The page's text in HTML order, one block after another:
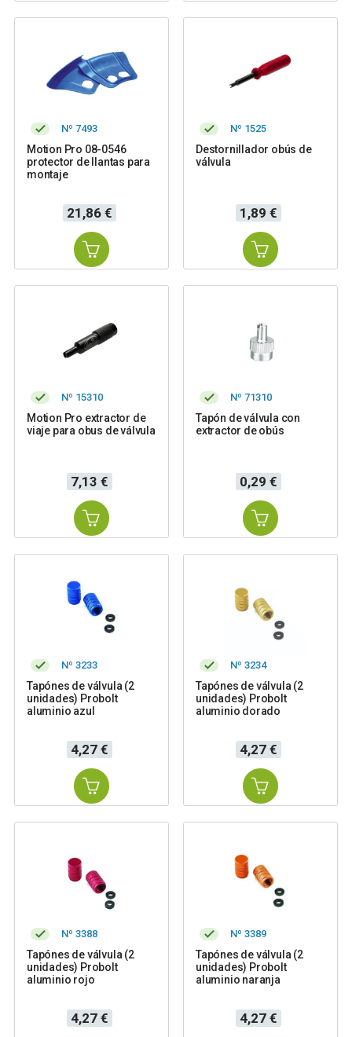
Nº 7493
Motion Pro 08-0546
protector de llantas para
montaje
Precio
21,86 €
Nº 1525
Destornillador obús de
válvula
Precio
1,89 €
Nº 15310
Motion Pro extractor de
viaje para obus de válvula
Precio
7,13 €
Nº 71310
Tapón de válvula con
extractor de obús
Precio
0,29 €
Nº 3233
Tapónes de válvula (2
unidades) Probolt
aluminio azul
Precio
4,27 €
Nº 3234
Tapónes de válvula (2
unidades) Probolt
aluminio dorado
Precio
4,27 €
Nº 3388
Tapónes de válvula (2
unidades) Probolt
aluminio rojo
Precio
4,27 €
Nº 3389
Tapónes de válvula (2
unidades) Probolt
aluminio naranja
Precio
4,27 €